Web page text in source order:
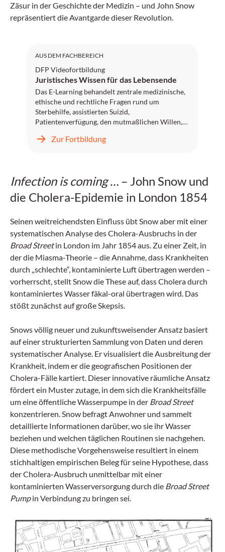
Zäsur in der Geschichte der Medizin – und John Snow
repräsentiert die Avantgarde dieser Revolution.
AUS DEM FACHBEREICH
DFP Videofortbildung
Juristisches Wissen für das Lebensende
Das E-Learning behandelt zentrale medizinische,
ethische und rechtliche Fragen rund um
Sterbehilfe, assistierten Suizid,
Patientenverfügung, den mutmaßlichen Willen,
Österreich. In zwölf Modulen werden die
Führende Expertinnen und Experten beleuchten
sowohl die juristische Perspektive als auch die
praktische Umsetzung in Akutsituationen und im
Umgang mit komplexen Situationen am
Lebensende zu erhalten – zwischen rechtlicher
Klarheit, ethischer Reflexion und menschlicher
Zur Fortbildung
Infection is coming … – John Snow und
die Cholera-Epidemie in London 1854
Seinen weitreichendsten Einfluss übt Snow aber mit einer
systematischen Analyse des Cholera-Ausbruchs in der
Broad Streetin London im Jahr 1854 aus. Zu einer Zeit, in
der die Miasma-Theorie – die Annahme, dass Krankheiten
durch „schlechte“, kontaminierte Luft übertragen werden –
vorherrscht, stellt Snow die These auf, dass Cholera durch
kontaminiertes Wasser fäkal-oral übertragen wird. Das
stößt zunächst auf große Skepsis.
Snows völlig neuer und zukunftsweisender Ansatz basiert
auf einer strukturierten Sammlung von Daten und deren
systematischer Analyse. Er visualisiert die Ausbreitung der
Krankheit, indem er die geografischen Positionen der
Cholera-Fälle kartiert. Dieser innovative räumliche Ansatz
fördert ein Muster zutage, in dem sich die Krankheitsfälle
um eine öffentliche Wasserpumpe in der Broad Street
konzentrieren. Snow befragt Anwohner und sammelt
detaillierte Informationen darüber, wo sie ihr Wasser
beziehen und welchen täglichen Routinen sie nachgehen.
Diese methodische Vorgehensweise resultiert in einem
stichhaltigen empirischen Beleg für seine Hypothese, dass
der Cholera-Ausbruch unmittelbar mit einer
kontaminierten Wasserversorgung durch die Broad Street
Pumpin Verbindung zu bringen sei.